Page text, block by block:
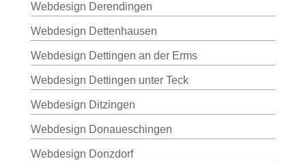
Webdesign Derendingen
Webdesign Dettenhausen
Webdesign Dettingen an der Erms
Webdesign Dettingen unter Teck
Webdesign Ditzingen
Webdesign Donaueschingen
Webdesign Donzdorf